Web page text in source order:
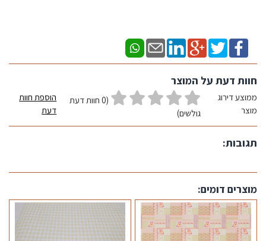
חוות דעת על המוצר
ממוצע דירוג
מוצר
(0 חוות דעת
גולשים)
הוספת חוות
דעת
תגובות:
מוצרים דומים: